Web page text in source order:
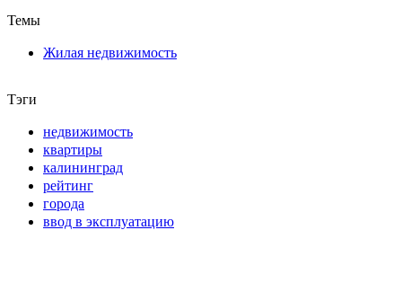
Темы
Жилая недвижимость
Тэги
недвижимость
квартиры
калининград
рейтинг
города
ввод в эксплуатацию